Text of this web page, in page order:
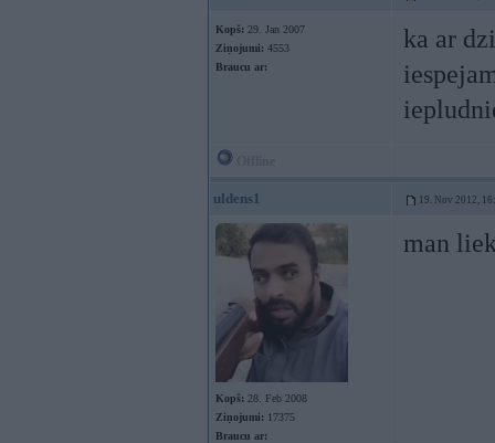
Kopš: 29. Jan 2007
Ziņojumi: 4553
Braucu ar:
ka ar
uldens1 19. Nov 2012,
Kopš: 28. Feb 2008
Ziņojumi: 17375
Braucu ar:
man